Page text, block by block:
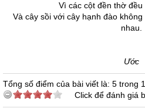
Vì các cột đền thờ đều
Và cây sồi với cây hạnh đào
nhau.
Bản dich
Ước
Tổng số điểm của bài viết là: 5 trong
Click để đánh giá